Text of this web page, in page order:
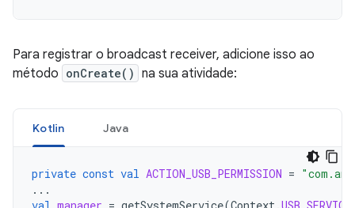
Para registrar o broadcast receiver, adicione isso ao
método onCreate() na sua atividade:
Kotlin Java
private const val ACTION_USB_PERMISSION =
...